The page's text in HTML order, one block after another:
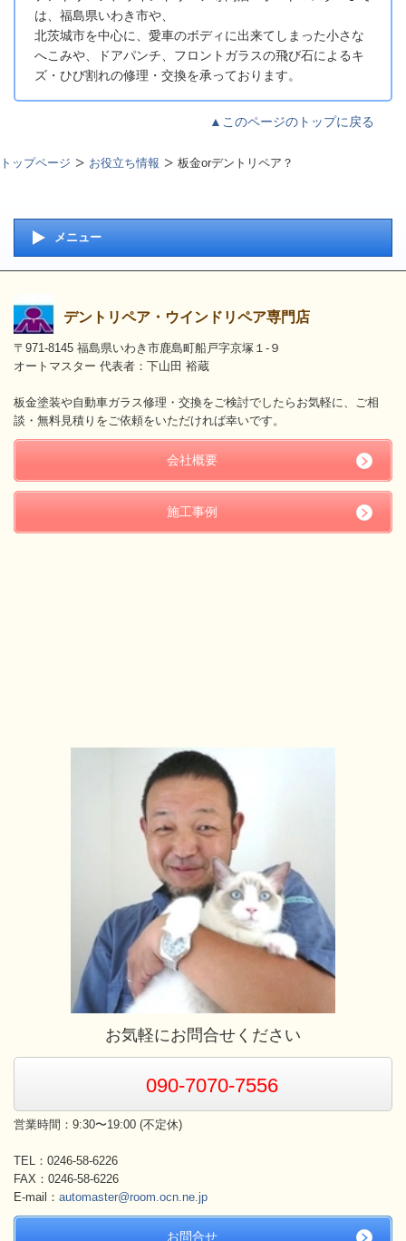
は、福島県いわき市や、
北茨城市を中心に、愛車のボディに出来てしまった小さな
へこみや、ドアパンチ、フロントガラスの飛び石によるキ
ズ・ひび割れの修理・交換を承っております。
▲このページのトップに戻る
トップページ お役立ち情報 板金orデントリペア？
メニュー
デントリペア・ウインドリペア専門店
〒971-8145 福島県いわき市鹿島町船戸字京塚１-９
オートマスター 代表者：下山田 裕蔵
板金塗装や自動車ガラス修理・交換をご検討でしたらお気軽に、ご相
談・無料見積りをご依頼をいただければ幸いです。
会社概要
施工事例
お気軽にお問合せください
090-7070-7556
営業時間：9:30〜19:00 (不定休)
TEL：0246-58-6226
FAX：0246-58-6226
E-mail： automaster@room.ocn.ne.jp
お問合せ